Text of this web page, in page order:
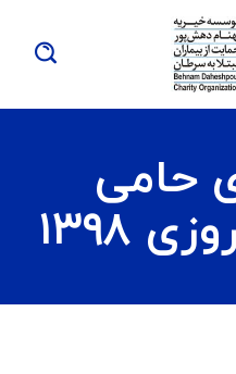
حامی
۱۳۹۸